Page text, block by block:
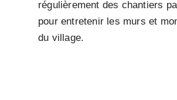
régulièrement des chantiers
pour entretenir les murs et
du village.